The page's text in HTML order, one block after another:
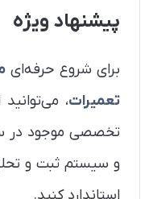
پیشنهاد ویژه
برای شروع حرفه‌ای
تعمیرات،
تخصصی موجود در
و سیستم ثبت و
استاندارد کنید.